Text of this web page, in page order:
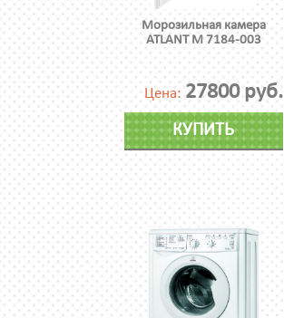
Морозильная камера
ATLANT М 7184-003
Цена: 27800 руб.
КУПИТЬ